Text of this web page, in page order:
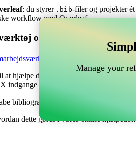
: du styrer .bib-filer og projekter ét
workflow med Overleaf.
online til at håndtere
online til at håndtere dine
hjælpe dig med at håndtere dine
indgange opdateret i dit Overleaf projekt.
bibliografier og citater i forskellige
dette gøres i vores online
Manage your